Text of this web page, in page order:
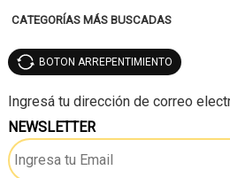
CATEGORÍAS MÁS BUSCADAS
BOTON ARREPENTIMIENTO
NEWSLETTER